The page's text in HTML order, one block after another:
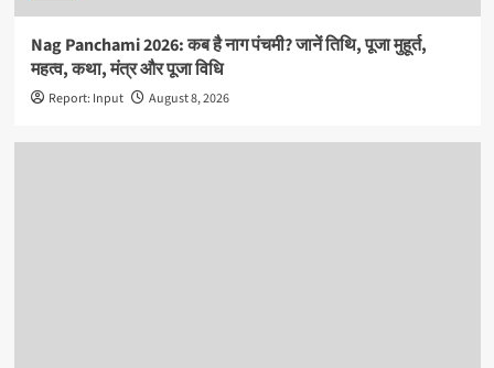
Nag Panchami 2026: कब है नाग पंचमी? जानें तिथि, पूजा मुहूर्त,
महत्व, कथा, मंत्र और पूजा विधि
Report: Input August 8, 2026